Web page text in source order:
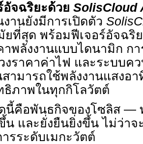
อัจฉริยะด้วย SolisCloud
านยังมีการเปิดตัว
ยที่สุด พร้อมฟีเจอร์อัจฉริ
าพลังงานแบบไดนามิก กา
งราคาค่าไฟ และระบบค
ามารถใช้พลังงานแสงอ
ธิภาพในทุกกิโลวัตต์
นี้คือพันธกิจของโซลิส —
น และยั่งยืนยิ่งขึ้น ไม่ว่าจ
รระดับเมกะวัตต์